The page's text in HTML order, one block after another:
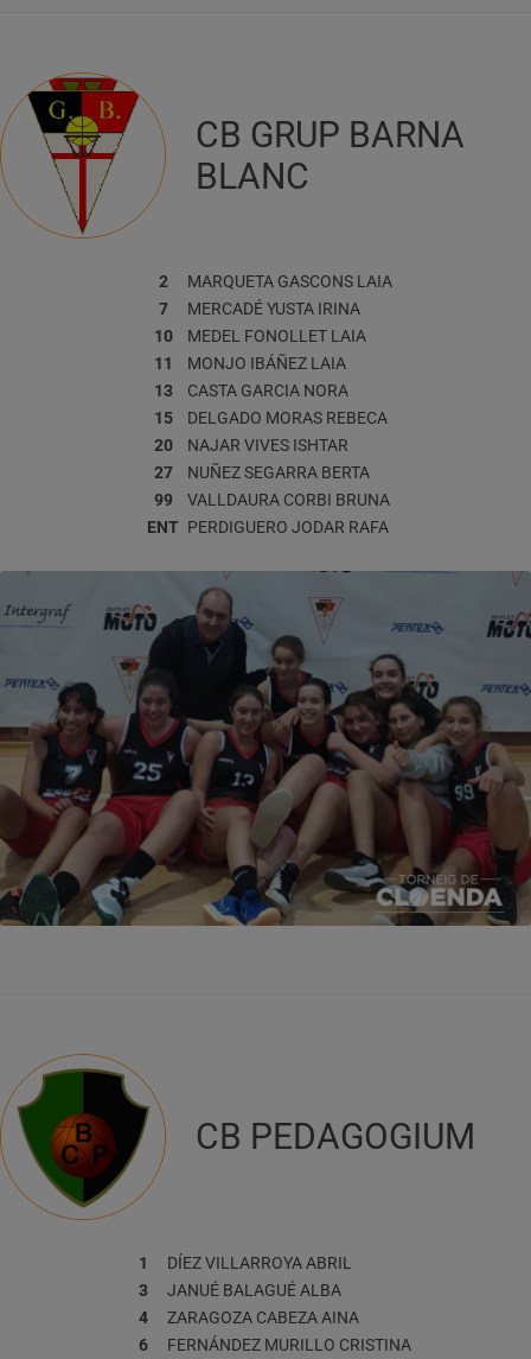
CB GRUP BARNA
BLANC
2 MARQUETA GASCONS LAIA
7
MERCADÉ YUSTA IRINA
10
MEDEL FONOLLET LAIA
11
MONJO IBÁÑEZ LAIA
13
CASTA GARCIA NORA
15
DELGADO MORAS REBECA
20
NAJAR VIVES ISHTAR
27
NUÑEZ SEGARRA BERTA
99
VALLDAURA CORBI BRUNA
ENT PERDIGUERO JODAR RAFA
CB PEDAGOGIUM
1 DÍEZ VILLARROYA ABRIL
3
JANUÉ BALAGUÉ ALBA
4
ZARAGOZA CABEZA AINA
6
FERNÁNDEZ MURILLO CRISTINA